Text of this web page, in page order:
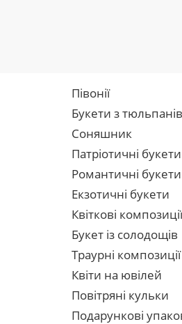
Півонії
Букети з тюльпанів
Соняшник
Патріотичні букети
Романтичні букети
Екзотичні букети
Квіткові композиції
Букет із солодощів
Траурні композиції
Квіти на ювілей
Повітряні кульки
Подарункові